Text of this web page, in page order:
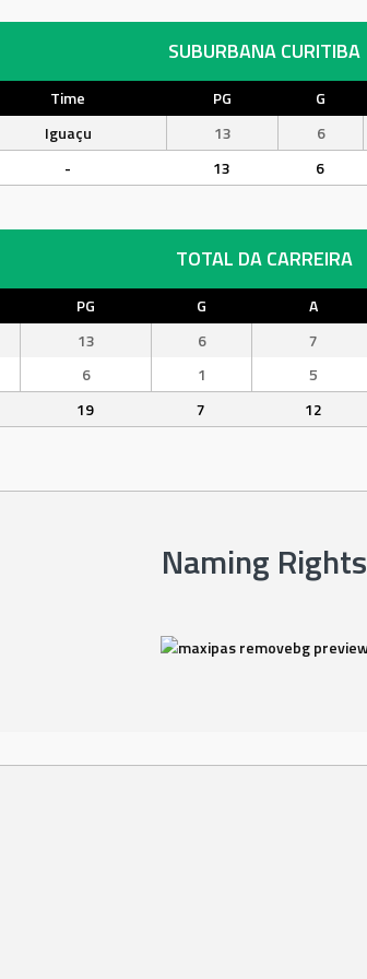
SUBURBANA CURITIBA
Time PG G
Iguaçu 13 6
- 13 6
TOTAL DA CARREIRA
PG G A
13 6 7
6 1 5
19 7 12
Naming Rights